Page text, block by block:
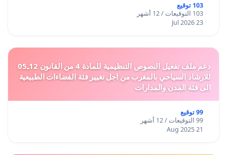
103 توقيع
103 التوقيعات / 12 أشهر
23 Jul 2026
دعم ملف تفعيل النصوص التنظيمية للمادة 4 من القانون 12ـ05
للارشاد السياحي بالمغرب من اجل تغيير فئة الفضاءات الطبيعية
الى فئة المدن والمدارات
99 توقيع
99 التوقيعات / 12 أشهر
21 Aug 2025